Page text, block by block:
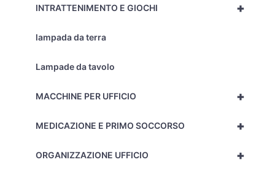
+
INTRATTENIMENTO E GIOCHI
lampada da terra
Lampade da tavolo
+
MACCHINE PER UFFICIO
+
MEDICAZIONE E PRIMO SOCCORSO
+
ORGANIZZAZIONE UFFICIO